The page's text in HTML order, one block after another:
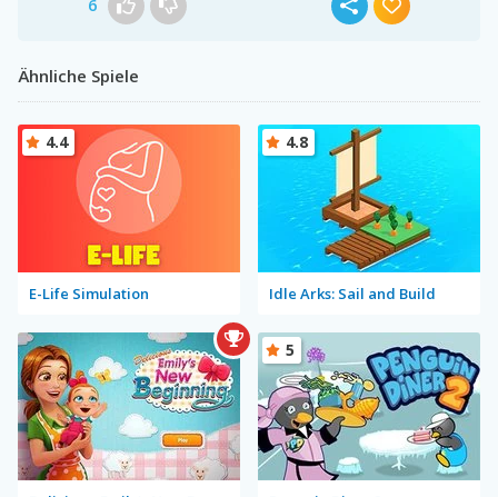
6
Ähnliche Spiele
E-Life Simulation
4.4
Idle Arks: Sail and Build
4.8
5